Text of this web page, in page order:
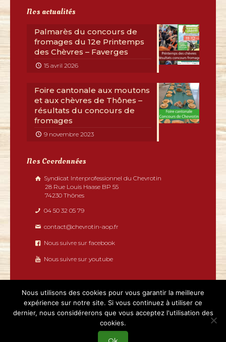
Nos actualités
Palmarès du concours de
fromages du 12e Printemps
des Chèvres – Faverges
15 avril 2026
Foire cantonale aux moutons
et aux chèvres de Thônes –
résultats du concours de
fromages
9 novembre 2023
Nos Coordonnées
Syndicat Interprofessionnel du Chevrotin
28 Rue Louis Haase BP 55
74230 Thônes
04 50 32 05 79
contact@chevrotin-aop.fr
Nous suivre sur facebook
Nous suivre sur youtube
2019 - Chevrotin tous droits réservés | Réalisé par
Licom Développement
Partenaires
Nous utilisons des cookies pour vous garantir la meilleure
expérience sur notre site. Si vous continuez à utiliser ce
dernier, nous considérerons que vous acceptez l'utilisation des
cookies.